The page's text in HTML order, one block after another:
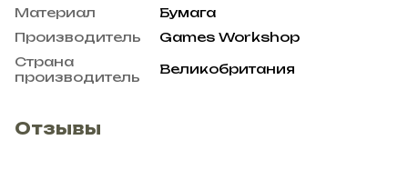
Материал
Бумага
Производитель
Games Workshop
Страна
производитель
Великобритания
Отзывы